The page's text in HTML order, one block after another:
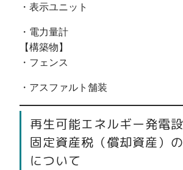
・表示ユニット
・電力量計
【構築物】
・フェンス
・アスファルト舗装
再生可能エネルギー発電
固定資産税（償却資産）
について